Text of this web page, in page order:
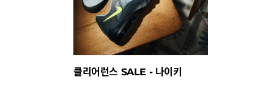
클리어런스 SALE - 나이키